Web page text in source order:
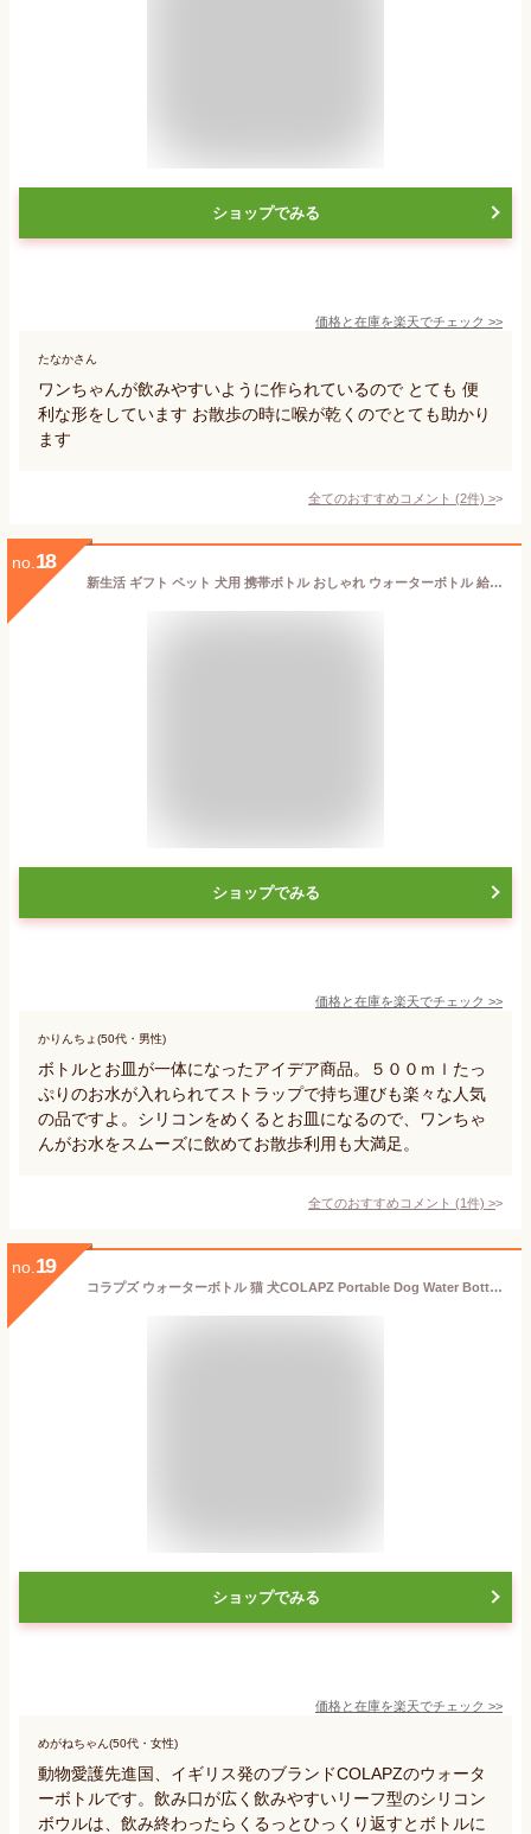
ショップでみる
価格と在庫を楽天でチェック >>
たなかさん
ワンちゃんが飲みやすいように作られているので とても 便
利な形をしています お散歩の時に喉が乾くのでとても助かり
ます
全てのおすすめコメント (2件) >
no. 18
新生活 ギフト ペット 犬用 携帯ボトル おしゃれ ウォーターボトル 給水 マナー水 犬 猫 水入れ 水飲み シリコン ボトルホルダー ペットボトル 水筒 お散歩用 送料無料
ショップでみる
価格と在庫を楽天でチェック >>
かりんちょ(50代・男性)
ボトルとお皿が一体になったアイデア商品。５００ｍｌたっ
ぷりのお水が入れられてストラップで持ち運びも楽々な人気
の品ですよ。シリコンをめくるとお皿になるので、ワンちゃ
んがお水をスムーズに飲めてお散歩利用も大満足。
全てのおすすめコメント (1件) >
no. 19
コラプズ ウォーターボトル 猫 犬COLAPZ Portable Dog Water Bottle & Poop Bag Holder散歩 給水ボトル 水 水飲み ボトル ペット用品 ペット給水器 マナー袋 うんち袋 ケース 旅行 持ち運び ドッグラン ◇携帯 シンプル おしゃれ プレゼント
ショップでみる
価格と在庫を楽天でチェック >>
めがねちゃん(50代・女性)
動物愛護先進国、イギリス発のブランドCOLAPZのウォータ
ーボトルです。飲み口が広く飲みやすいリーフ型のシリコン
ボウルは、飲み終わったらくるっとひっくり返すとボトルに